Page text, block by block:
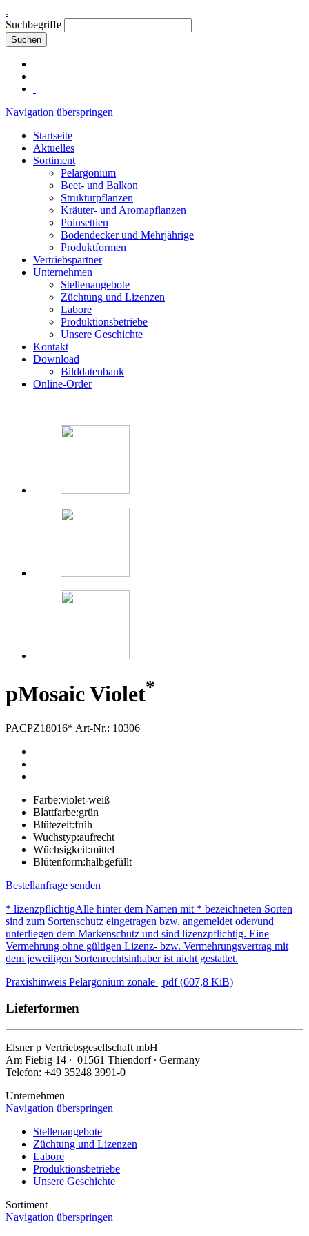
.
Suchbegriffe
Suchen
Navigation überspringen
Startseite
Aktuelles
Sortiment
Pelargonium
Beet- und Balkon
Strukturpflanzen
Kräuter- und Aromapflanzen
Poinsettien
Bodendecker und Mehrjährige
Produktformen
Vertriebspartner
Unternehmen
Stellenangebote
Züchtung und Lizenzen
Labore
Produktionsbetriebe
Unsere Geschichte
Kontakt
Download
Bilddatenbank
Online-Order
pMosaic Violet*
PACPZ18016* Art-Nr.: 10306
Farbe:violet-weiß
Blattfarbe:grün
Blütezeit:früh
Wuchstyp:aufrecht
Wüchsigkeit:mittel
Blütenform:halbgefüllt
Bestellanfrage senden
* lizenzpflichtigAlle hinter dem Namen mit * bezeichneten Sorten
sind zum Sortenschutz eingetragen bzw. angemeldet oder/und
unterliegen dem Markenschutz und sind lizenzpflichtig. Eine
Vermehrung ohne gültigen Lizenz- bzw. Vermehrungsvertrag mit
dem jeweiligen Sortenrechtsinhaber ist nicht gestattet.
Praxishinweis Pelargonium zonale | pdf (607,8 KiB)
Lieferformen
Elsnerp Vertriebsgesellschaft mbH
Am Fiebig 14 ∙ 01561 Thiendorf ∙ Germany
Telefon: +49 35248 3991-0
Unternehmen
Navigation überspringen
Stellenangebote
Züchtung und Lizenzen
Labore
Produktionsbetriebe
Unsere Geschichte
Sortiment
Navigation überspringen